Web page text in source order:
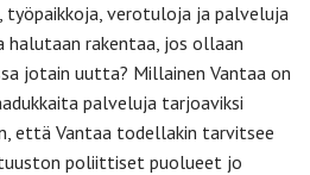
verotuloja ja palveluja
rakentaa, jos ollaan
jotain uutta? Millainen Vantaa on
palveluja tarjoaviksi
että Vantaa todellakin tarvitsee
poliittiset puolueet jo